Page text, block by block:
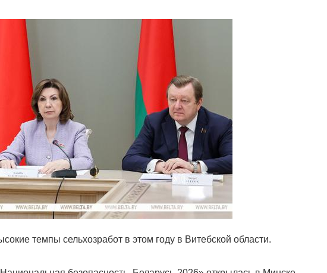
темпы сельхозработ в этом году в Витебской области.